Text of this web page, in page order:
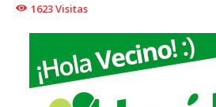
1623Visitas